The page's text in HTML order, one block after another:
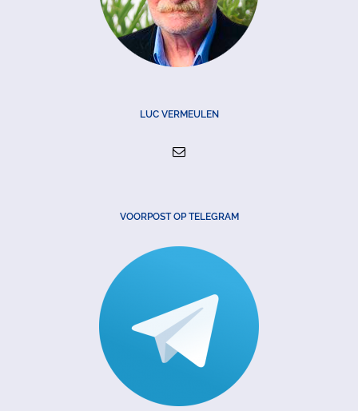
LUC VERMEULEN
VOORPOST OP TELEGRAM